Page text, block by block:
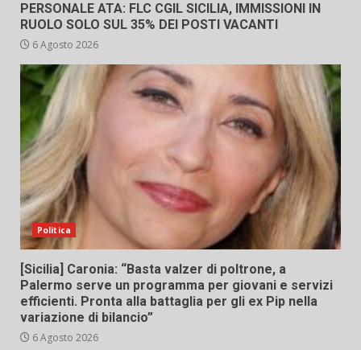
PERSONALE ATA: FLC CGIL SICILIA, IMMISSIONI IN
RUOLO SOLO SUL 35% DEI POSTI VACANTI
6 Agosto 2026
Politica
[Sicilia] Caronia: “Basta valzer di poltrone, a
Palermo serve un programma per giovani e servizi
efficienti. Pronta alla battaglia per gli ex Pip nella
variazione di bilancio”
6 Agosto 2026